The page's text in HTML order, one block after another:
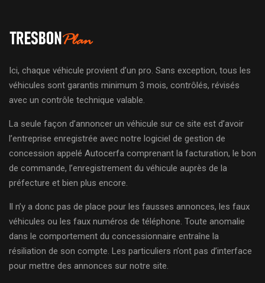
Ici, chaque véhicule provient d’un pro. Sans exception, tous les
véhicules sont garantis minimum 3 mois, contrôlés, révisés
avec un contrôle technique valable.
La seule façon d’annoncer un véhicule sur ce site est d’avoir
l’entreprise enregistrée avec notre logiciel de gestion de
concession appelé Autocerfa comprenant la facturation, le bon
de commande, l’enregistrement du véhicule auprès de la
préfecture et bien plus encore.
Il n’y a donc pas de place pour les fausses annonces, les faux
véhicules ou les faux numéros de téléphone. Toute anomalie
dans le comportement du concessionnaire entraîne la
résiliation de son compte. Les particuliers n’ont pas d’interface
pour mettre des annonces sur notre site.